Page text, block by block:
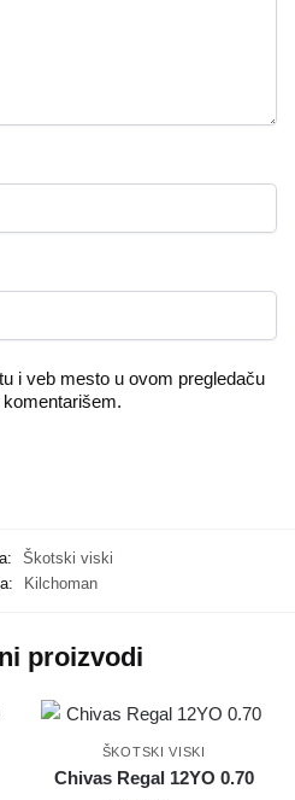
i veb mesto u ovom pregledaču
Škotski viski
Kilchoman
proizvodi
ŠKOTSKI VISKI
Chivas Regal 12YO 0.70